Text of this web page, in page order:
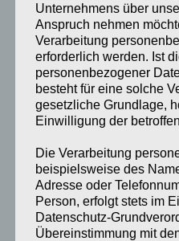
Unternehmens über
Anspruch nehmen
Verarbeitung
erforderlich werden. Ist
personenbezogener
besteht für eine solche
gesetzliche Grundlage,
Einwilligung der
Die Verarbeitung
beispielsweise des
Adresse oder
Person, erfolgt stets im
Datenschutz-
Übereinstimmung mit